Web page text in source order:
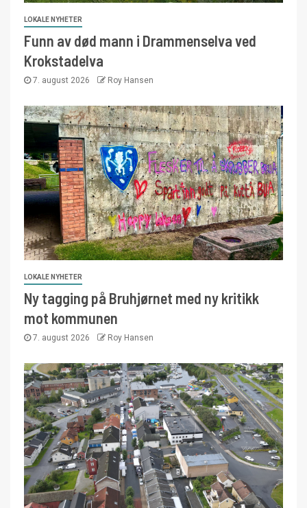
LOKALE NYHETER
Funn av død mann i Drammenselva ved
Krokstadelva
7. august 2026 Roy Hansen
LOKALE NYHETER
Ny tagging på Bruhjørnet med ny kritikk
mot kommunen
7. august 2026 Roy Hansen